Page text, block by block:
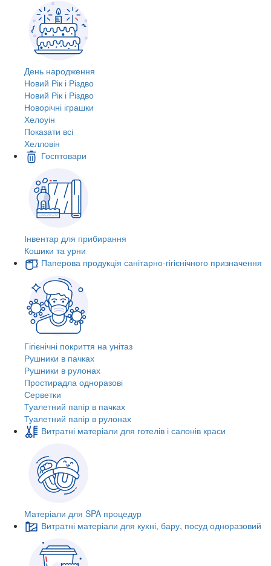
День народження
Новий Рік і Різдво
Новий Рік і Різдво
Новорічні іграшки
Хелоуін
Показати всі
Хелловін
Госптовари
Інвентар для прибирання
Кошики та урни
Паперова продукція санітарно-гігієнічного призначення
Гігієнічні покриття на унітаз
Рушники в пачках
Рушники в рулонах
Простирадла одноразові
Серветки
Туалетний папір в пачках
Туалетний папір в рулонах
Витратні матеріали для готелів і салонів краси
Матеріали для SPA процедур
Витратні матеріали для кухні, бару, посуд одноразовий